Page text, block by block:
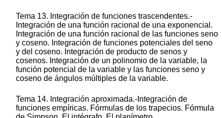
Tema 13. Integración de funciones trascendentes.-
Integración de una función racional de una exponencial.
Integración de una función racional de las funciones seno
y coseno. Integración de funciones potenciales del seno
y del coseno. Integración de producto de senos y
cosenos. Integración de un polinomio de la variable, la
función potencial de la variable y las funciones seno y
coseno de ángulos múltiples de la variable.
Tema 14. Integración aproximada.-Integración de
funciones empíricas. Fórmulas de los trapecios. Fórmula